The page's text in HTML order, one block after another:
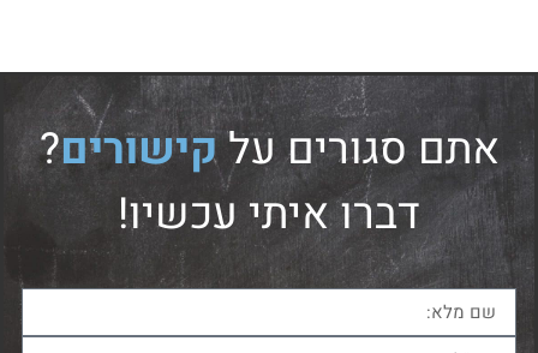
אתם סגורים עלקישורים?
דברו איתי עכשיו!